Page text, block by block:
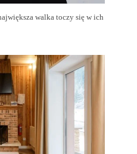
walka toczy się w ich